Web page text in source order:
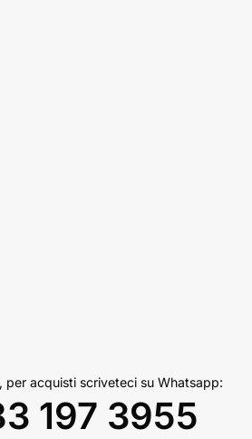
per acquisti scriveteci su Whatsapp:
197 3955